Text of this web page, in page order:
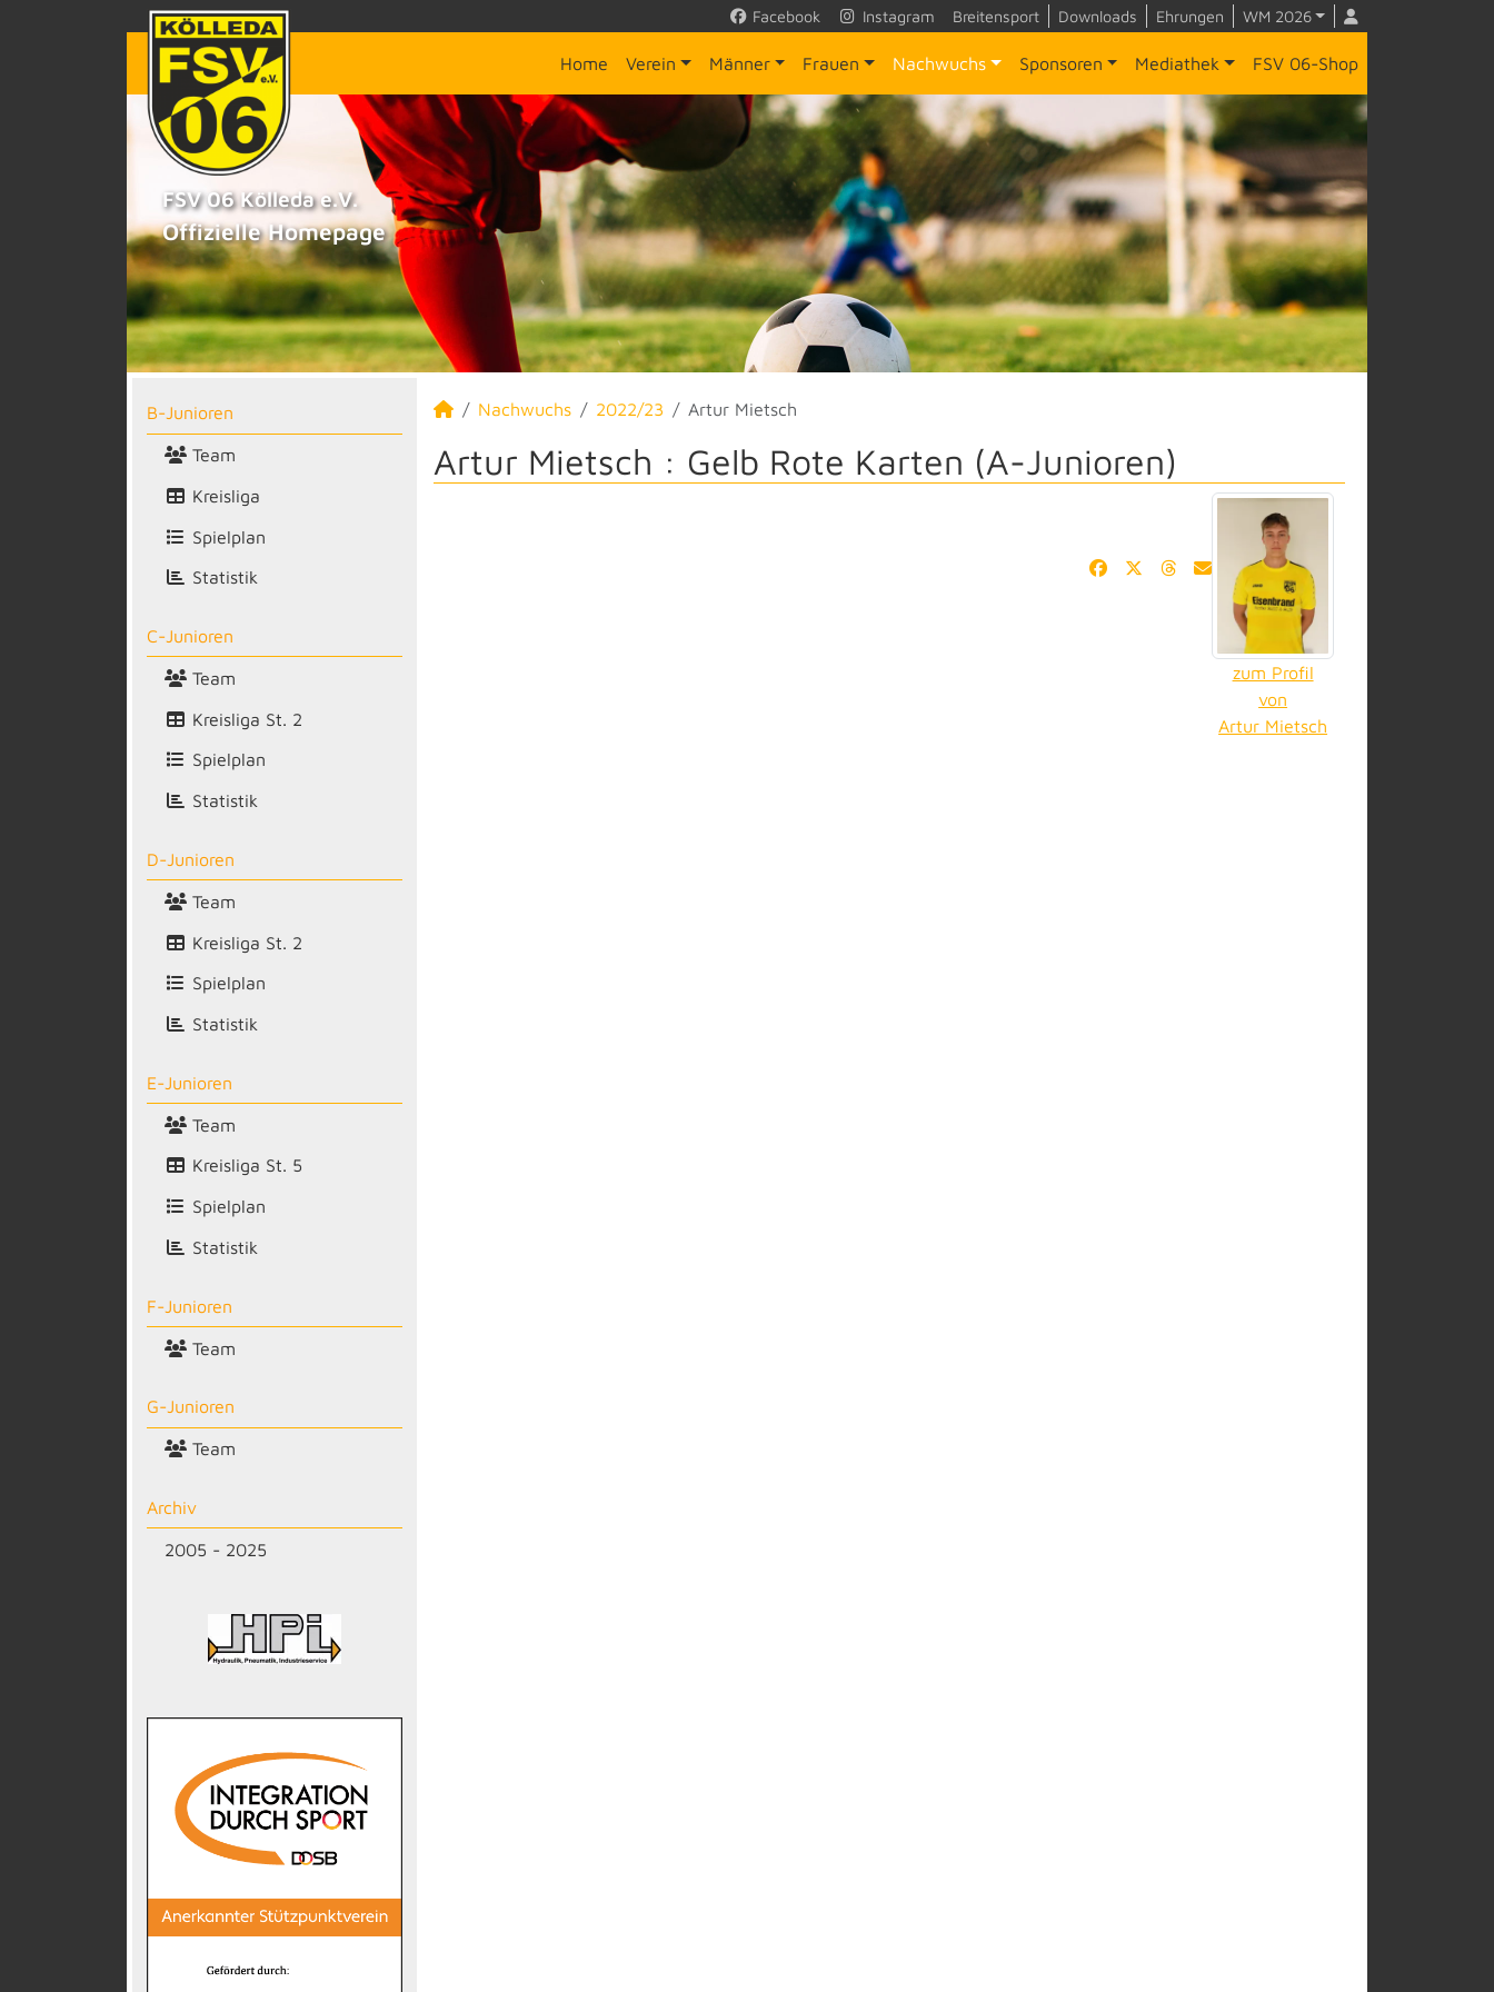
Facebook Instagram Breitensport Downloads Ehrungen WM 2026
Home Verein Männer Frauen Nachwuchs Sponsoren Mediathek FSV 06-Shop
FSV 06 Kölleda e.V.
Offizielle Homepage
B-Junioren
Team
Kreisliga
Spielplan
Statistik
C-Junioren
Team
Kreisliga St. 2
Spielplan
Statistik
D-Junioren
Team
Kreisliga St. 2
Spielplan
Statistik
E-Junioren
Team
Kreisliga St. 5
Spielplan
Statistik
F-Junioren
Team
G-Junioren
Team
Archiv
2005 - 2025
Nachwuchs 2022/23 Artur Mietsch
Artur Mietsch : Gelb Rote Karten (A-Junioren)
zum Profil
von
Artur Mietsch